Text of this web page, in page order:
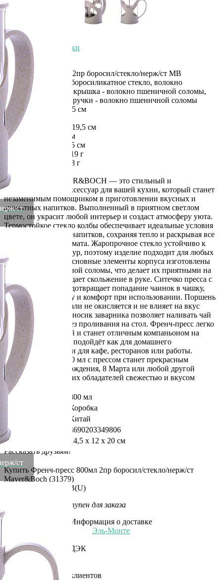
ст
ст
Обзор
Характеристики
Отзывы
Френч-пресс 800мл 2пр боросил/стекло/нерж/ст MB
Материал: корпус - боросиликатное стекло, волокно
пшеничной соломы крышка - волокно пшеничной соломы,
нержавеющая сталь ручки - волокно пшеничной соломы
Диаметр корпуса: 9,5 см
Высота борта: 16 см
Высота с крышкой: 19,5 см
Диаметр дна: 10,5 см
Длина с ручкой: 15,5 см
Вес без упаковки: 419 г
Вес с упаковкой: 498 г
Френч-пресс MAYER&BOCH — это стильный и
функциональный аксессуар для вашей кухни, который станет
незаменимым помощником в приготовлении вкусных и
ароматных напитков. Выполненный в приятном светлом
цвете, он украсит любой интерьер и создаст атмосферу уюта.
Термостойкое стекло колбы обеспечивает идеальные условия
для приготовления напитков, сохраняя тепло и раскрывая все
оттенки вкуса и аромата. Жаропрочное стекло устойчиво к
перепадам температур, поэтому изделие подходит для любых
напитков. Ручка и основные элементы корпуса изготовлены
из волокна пшеничной соломы, что делает их приятными на
ощупь и предотвращает скольжение в руке. Ситечко пресса с
плотной сеткой предотвращает попадание чаинок в чашку,
обеспечивая чистоту и комфорт при использовании. Поршень
из нержавеющей стали не окисляется и не влияет на вкус
напитков. Удобный носик заварника позволяет наливать чай
или кофе в чашки без проливания на стол. Френч-пресс легко
моется тёплой водой и станет отличным компаньоном на
любом застолье. Он подойдёт как для домашнего
использования, так и для кафе, ресторанов или работы.
Чайник объёмом 800 мл с прессом станет прекрасным
подарком на день рождения, 8 Марта или любой другой
праздник, радуя своих обладателей свежестью и вкусом
любимых напитков.
Объем
800 мл
Коробка
Китай
Штрихкод
4690203349806
Размер в упаковке
14,5 х 12 х 20 см
Рассказать друзьям!
Купить Френч-пресс 800мл 2пр боросил/стекло/нерж/ст
Mayer&Boch (31379)
31379-MB(U)
Этот товар недоступен для заказа
Информация о доставке
Эль-Монте
Служба доставки СДЭК
Самовывоз
ПВЗ СДЭК
Преимущества для клиентов